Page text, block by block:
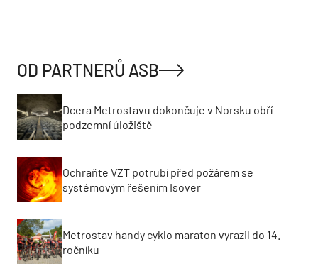
OD PARTNERŮ ASB
Dcera Metrostavu dokončuje v Norsku obří
podzemní úložiště
Ochraňte VZT potrubí před požárem se
systémovým řešením Isover
Metrostav handy cyklo maraton vyrazil do 14.
ročníku